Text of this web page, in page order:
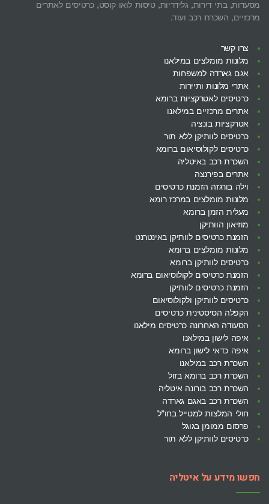
מסעדות, בתי דירות, גלידריות, טיסות לואו קוסט, כרטיסים לאתרים
מרכזיים, השכרת רכב ועוד.
צרו קשר
מלונות מומלצים במילאנו
אגם גארדה למשפחות
אתרי מלונות ותיירות
כרטיסים לאטרקציות ברומא
אתרים מרכזיים במילאנו
אטרקציות בונציה
כרטיסים לוותיקן ללא תור
כרטיסים לקולוסיאום ברומא
השכרת רכב באיטליה
אתרים בפירנצה
וילה בורגזה הזמנת כרטיסים
מלונות מומלצים במרכז רומא
מעלית הזמן ברומא
מוזיאון הוותיקן
הזמנת כרטיסים לוותיקן באינטרנט
מלונות מומלצים ברומא
כרטיסים לוותיקן ברומא
הזמנת כרטיסים לקולוסיאום ברומא
הזמנת כרטיסים לוותיקן
כרטיסים לוותיקן ולקולוסיאום
הקפלה הסיסטינית כרטיסים
הסעודה האחרונה כרטיסים מילאנו
איפה לישון במילאנו
איפה כדאי לישון ברומא
השכרת רכב במילאנו
השכרת רכב ברומא בזול
השכרת רכב בורונה איטליה
השכרת רכב באגם גארדה
חולי המלצות למטייל בחו”ל
פרסום ממומן בגוגל
כרטיסים לוותיקן ללא תור
חפשו מידע על איטליה